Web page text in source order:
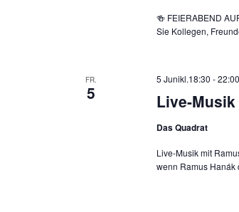
🍻 FEIERABEND
Sie Kollegen,
FR.
5 Live-
5 Junikl.18:30 -22:00
Das Quadrat
Live-Musik mit
wenn Ramus